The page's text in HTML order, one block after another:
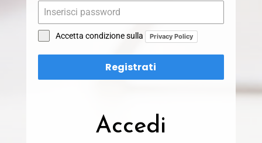
Accetta condizione sulla Privacy Policy
Registrati
Accedi